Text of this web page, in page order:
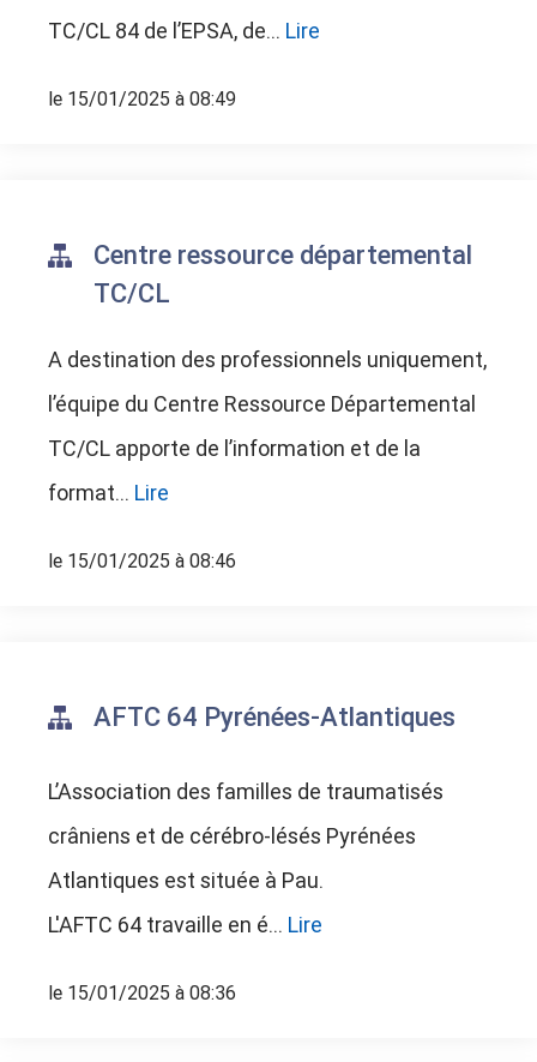
TC/CL 84 de l’EPSA, de... Lire
le 15/01/2025 à 08:49
Centre ressource départemental
TC/CL
A destination des professionnels uniquement,
l’équipe du Centre Ressource Départemental
TC/CL apporte de l’information et de la
format... Lire
le 15/01/2025 à 08:46
AFTC 64 Pyrénées-Atlantiques
L’Association des familles de traumatisés
crâniens et de cérébro-lésés Pyrénées
Atlantiques est située à Pau.
L'AFTC 64 travaille en é... Lire
le 15/01/2025 à 08:36